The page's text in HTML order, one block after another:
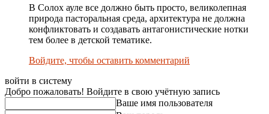
В Солох ауле все должно быть просто, великолепная
природа пасторальная среда, архитектура не должна
конфликтовать и создавать антагонистические нотки
тем более в детской тематике.
Войдите, чтобы оставить комментарий
войти в систему
Добро пожаловать! Войдите в свою учётную запись
Ваше имя пользователя